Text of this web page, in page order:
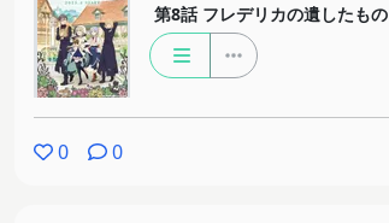
第8話 フレデリカの遺したもの
0 0